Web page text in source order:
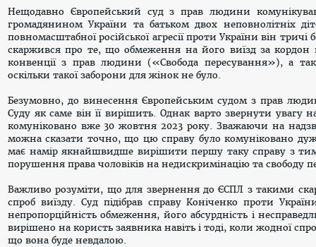
Нещодавно Європейський суд з прав людини
громадянином України та батьком двох неповнолітніх
повномасштабної російської агресії проти України він
скаржився про те, що обмеження на його виїзд за кордон
конвенції з прав людини («Свобода пересування»), а
оскільки такої заборони для жінок не було.
Безумовно, до винесення Європейським судом з прав
Суду як саме він її вирішить. Однак варто звернути
комуніковано вже 30 жовтня 2023 року. Зважаючи на
можна сказати точно, що цю справу було комуніковано
має намір якнайшвидше вирішити першу таку справу з
порушення права чоловіків на недискримінацію та свободу
Важливо розуміти, що для звернення до ЄСПЛ з такими
спроб виїзду. Суд підібрав справу Коніченко проти
непропорційність обмеження, його абсурдність і
вирішено на користь заявника навіть і тоді, коли жодної
що вона буде невдалою.